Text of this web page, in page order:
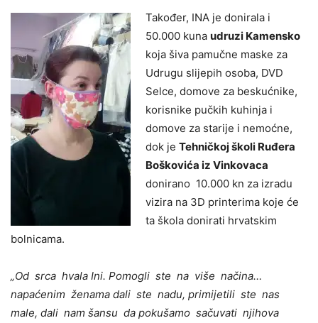
Također, INA je donirala i
50.000 kuna udruzi Kamensko
koja šiva pamučne maske za
Udrugu slijepih osoba, DVD
Selce, domove za beskućnike,
korisnike pučkih kuhinja i
domove za starije i nemoćne,
dok je Tehničkoj školi Ruđera
Boškovića iz Vinkovaca
donirano 10.000 kn za izradu
vizira na 3D printerima koje će
ta škola donirati hrvatskim
bolnicama.
„Od srca hvala Ini. Pomogli ste na više načina…
napaćenim ženama dali ste nadu, primijetili ste nas
male, dali nam šansu da pokušamo sačuvati njihova